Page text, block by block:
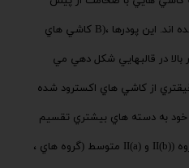
كه از پودرها يا دانه هاي ريز تشكيل شده اند. اين پودرها ،(B كاشي هاي
در قالبهايي شكل دهي مي
از كاشي هاي اكسترود شده
به دسته هاي بيشتري تقسيم
به جدول 1 مراجعه كنيد. ؛(III و بالا (گروه (II(b) و II(a) متوسط (گروه هاي ،